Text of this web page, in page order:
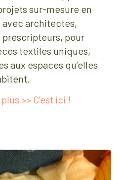
sur-mesure en
architectes,
pour
textiles uniques,
aux espaces qu’elles
>> C’est ici !